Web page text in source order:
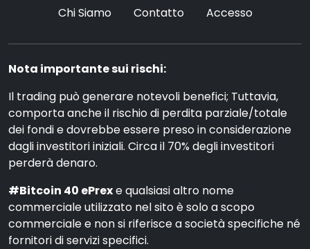
Chi Siamo Contatto Accesso
Nota importante sui rischi:
Il trading può generare notevoli benefici; Tuttavia,
comporta anche il rischio di perdita parziale/totale
dei fondi e dovrebbe essere preso in considerazione
dagli investitori iniziali. Circa il 70% degli investitori
perderà denaro.
#Bitcoin 40 ePrexe qualsiasi altro nome
commerciale utilizzato nel sito è solo a scopo
commerciale e non si riferisce a società specifiche né
fornitori di servizi specifici.